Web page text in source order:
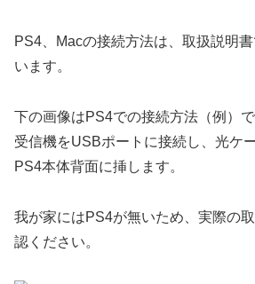
PS4、Macの接続方法は、取扱説明
います。
下の画像はPS4での接続方法（例）で
受信機をUSBポートに接続し、光ケ
PS4本体背面に挿します。
我が家にはPS4が無いため、実際の
認ください。